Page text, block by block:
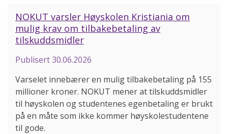
NOKUT varsler Høyskolen Kristiania om
mulig krav om tilbakebetaling av
tilskuddsmidler
Publisert30.06.2026
Varselet innebærer en mulig tilbakebetaling på 155
millioner kroner. NOKUT mener at tilskuddsmidler
til høyskolen og studentenes egenbetaling er brukt
på en måte som ikke kommer høyskolestudentene
til gode.